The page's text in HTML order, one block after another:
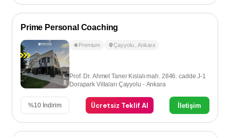
Prime Personal Coaching
Premium Çayyolu ,Ankara
Prof. Dr. Ahmet Taner Kıslalı mah. 2846. cadde J-1
Dorapark Villaları Çayyolu - Ankara
%10 İndirim Ücretsiz Teklif Al İletişim